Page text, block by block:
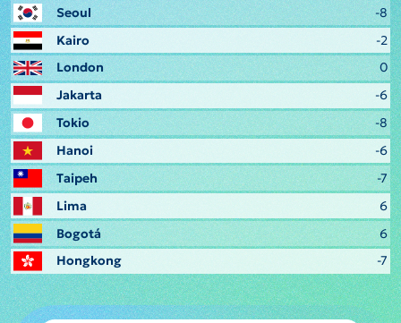
Seoul
-8
Kairo
-2
London
0
Jakarta
-6
Tokio
-8
Hanoi
-6
Taipeh
-7
Lima
6
Bogotá
6
Hongkong
-7